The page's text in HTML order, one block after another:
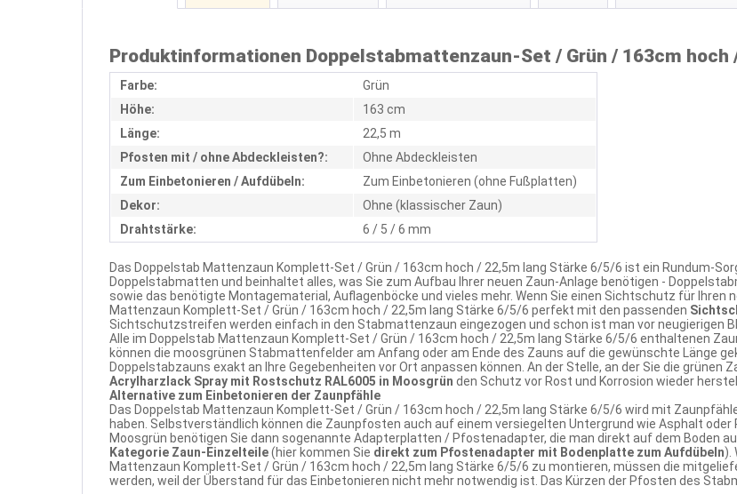
Produktinformationen Doppelstabmattenzaun-Set / Grün / 163cm hoch
Farbe:
Grün
Höhe:
163 cm
Länge:
22,5 m
Pfosten mit / ohne Abdeckleisten?:
Ohne Abdeckleisten
Zum Einbetonieren / Aufdübeln:
Zum Einbetonieren (ohne Fußplatten)
Dekor:
Ohne (klassischer Zaun)
Drahtstärke:
6 / 5 / 6 mm
Das Doppelstab Mattenzaun Komplett-Set / Grün / 163cm hoch / 22,5m lang Stärke 6/5/6 ist ein Rundum-
Doppelstabmatten und beinhaltet alles, was Sie zum Aufbau Ihrer neuen Zaun-Anlage benötigen -
sowie das benötigte Montagematerial, Auflagenböcke und vieles mehr. Wenn Sie einen Sichtschutz für
Mattenzaun Komplett-Set / Grün / 163cm hoch / 22,5m lang Stärke 6/5/6 perfekt mit den passenden
Sichtschutzstreifen werden einfach in den Stabmattenzaun eingezogen und schon ist man vor neugierigen
Alle im Doppelstab Mattenzaun Komplett-Set / Grün / 163cm hoch / 22,5m lang Stärke 6/5/6 enthaltenen
können die moosgrünen Stabmattenfelder am Anfang oder am Ende des Zauns auf die gewünschte Länge
Doppelstabzauns exakt an Ihre Gegebenheiten vor Ort anpassen können. An der Stelle, an der Sie die
Acrylharzlack Spray mit Rostschutz RAL6005 in Moosgrün den Schutz vor Rost und Korrosion wieder
Alternative zum Einbetonieren der Zaunpfähle
Das Doppelstab Mattenzaun Komplett-Set / Grün / 163cm hoch / 22,5m lang Stärke 6/5/6 wird mit
haben. Selbstverständlich können die Zaunpfosten auch auf einem versiegelten Untergrund wie Asphalt
Moosgrün benötigen Sie dann sogenannte Adapterplatten / Pfostenadapter, die man direkt auf dem Boden
Kategorie Zaun-Einzelteile(hier kommen Sie direkt zum Pfostenadapter mit Bodenplatte zum Aufdübeln).
Mattenzaun Komplett-Set / Grün / 163cm hoch / 22,5m lang Stärke 6/5/6 zu montieren, müssen die
werden, weil der Überstand für das Einbetonieren nicht mehr notwendig ist. Das Kürzen der Pfosten des